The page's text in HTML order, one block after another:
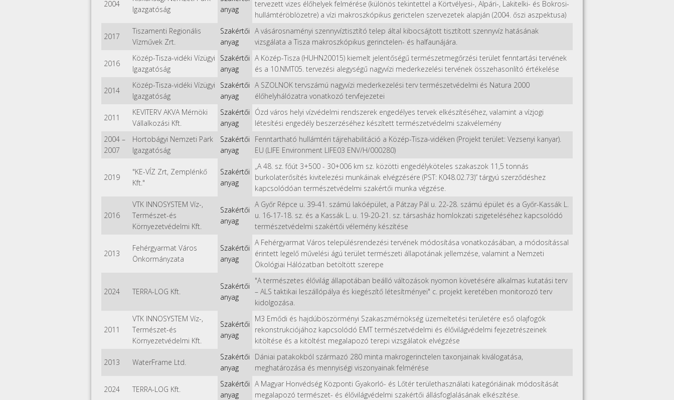
2004
Igazgatóság
anyag
tervezett vizes élőhelyek felmérése (különös tekintettel a Körtvélyesi-, Alpári-, Lakitelki- és Bokrosi-
hullámtéröblözetre) a vízi makroszkópikus gerictelen szervezetek alapján (2004. őszi aszpektusa)
2017
Tiszamenti Regionális
Vízművek Zrt.
Szakértői
anyag
A vásárosnaményi szennyvíztisztító telep által kibocsájtott tisztított szennyvíz hatásának
vizsgálata a Tisza makroszkópikus gerinctelen- és halfaunájára.
2016
Közép-Tisza-vidéki Vízügyi
Igazgatóság
Szakértői
anyag
A Közép-Tisza (HUHN20015) kiemelt jelentőségű természetmegőrzési terület fenntartási tervének
és a 10.NMT05. tervezési alegységű nagyvízi mederkezelési tervének összehasonlító értékelése
2014
Közép-Tisza-vidéki Vízügyi
Igazgatóság
Szakértői
anyag
A SZOLNOK tervszámú nagyvízi mederkezelési terv természetvédelmi és Natura 2000
élőhelyhálózatra vonatkozó tervfejezetei
2011
KEVITERV AKVA Mérnöki
Vállalkozási Kft.
Szakértői
anyag
Ózd város helyi vízvédelmi rendszerek engedélyes tervek elkészítéséhez, valamint a vízjogi
létesítési engedély beszerzéséhez készített természetvédelmi szakvélemény
2004 –
2007
Hortobágyi Nemzeti Park
Igazgatóság
Szakértői
anyag
Fenntartható hullámtéri tájrehabilitáció a Közép-Tisza-vidéken (Projekt terület: Vezsenyi kanyar).
EU (LIFE Environment LIFE03 ENV/H/000280)
2019
"KE-VÍZ Zrt, Zemplénkő
Kft."
Szakértői
anyag
„A 48. sz. főút 3+500 - 30+006 km sz. közötti engedélyköteles szakaszok 11,5 tonnás
burkolaterősítés kivitelezési munkáinak elvégzésére (PST: K048.02.73)” tárgyú szerződéshez
kapcsolódóan természetvédelmi szakértői munka végzése.
2016
VTK INNOSYSTEM Víz-,
Természet-és
Környezetvédelmi Kft.
Szakértői
anyag
A Győr Répce u. 39-41. számú lakóépület, a Pátzay Pál u. 22-28. számú épület és a Győr-Kassák L.
u. 16-17-18. sz. és a Kassák L. u. 19-20-21. sz. társasház homlokzati szigeteléséhez kapcsolódó
természetvédelmi szakértői vélemény készítése
2013
Fehérgyarmat Város
Önkormányzata
Szakértői
anyag
A Fehérgyarmat Város településrendezési tervének módosítása vonatkozásában, a módosítással
érintett legelő művelési ágú terület természeti állapotának jellemzése, valamint a Nemzeti
Ökológiai Hálózatban betöltött szerepe
2024 TERRA-LOG Kft.
Szakértői
anyag
"A természetes élővilág állapotában beálló változások nyomon követésére alkalmas kutatási terv
– ALS taktikai leszállópálya és kiegészítő létesítményei" c. projekt keretében monitorozó terv
kidolgozása.
2011
VTK INNOSYSTEM Víz-,
Természet-és
Környezetvédelmi Kft.
Szakértői
anyag
M3 Emődi és hajdúböszörményi Szakaszmérnökség üzemeltetési területére eső olajfogók
rekonstrukciójához kapcsolódó EMT természetvédelmi és élővilágvédelmi fejezetrészeinek
kitöltése és a kitöltést megalapozó terepi vizsgálatok elvégzése
2013 WaterFrame Ltd.
Szakértői
anyag
Dániai patakokból származó 280 minta makrogerinctelen taxonjainak kiválogatása,
meghatározása és mennyiségi viszonyainak felmérése
2024 TERRA-LOG Kft.
Szakértői
anyag
A Magyar Honvédség Központi Gyakorló- és Lőtér területhasználati kategóriáinak módosítását
megalapozó természet- és élővilágvédelmi szakértői állásfoglalásának elkészítése.